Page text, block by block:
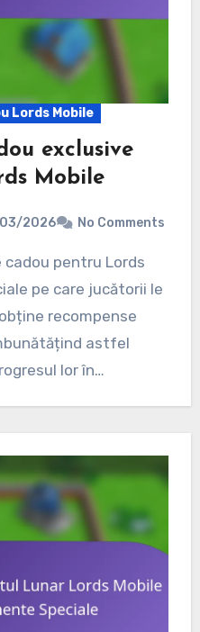
Lords Mobile
exclusive
Mobile
2026 No Comments
pe care jucătorii le
recompense
astfel
lor în…